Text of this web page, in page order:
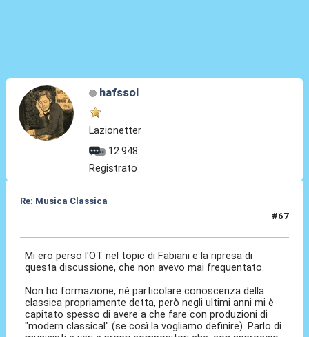
hafssol
Lazionetter
12.948
Registrato
Re: Musica Classica
#67
Mi ero perso l'OT nel topic di Fabiani e la ripresa di
questa discussione, che non avevo mai frequentato.
Non ho formazione, né particolare conoscenza della
classica propriamente detta, però negli ultimi anni mi è
capitato spesso di avere a che fare con produzioni di
"modern classical" (se così la vogliamo definire). Parlo di